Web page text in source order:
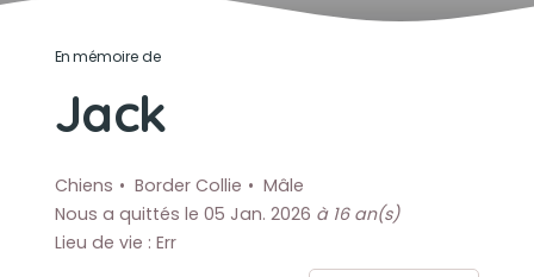
En mémoire de
Jack
Chiens Border Collie
Mâle
Nous a quittés le 05 Jan. 2026 à 16 an(s)
Lieu de vie : Err